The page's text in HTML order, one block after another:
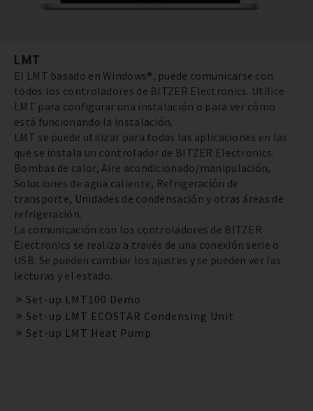
LMT
El LMT basado en Windows®, puede comunicarse con
todos los controladores de BITZER Electronics. Utilice
LMT para configurar una instalación o para ver cómo
está funcionando la instalación.
LMT se puede utilizar para todas las aplicaciones en las
que se instala un controlador de BITZER Electronics:
Bombas de calor, Aire acondicionado/manipulación,
Soluciones de agua caliente, Refrigeración de
transporte, Unidades de condensación y otras áreas de
refrigeración.
La comunicación con los controladores de BITZER
Electronics se realiza a través de una conexión serie o
USB. Se pueden cambiar los ajustes y se pueden ver las
lecturas y el estado.
Set-up LMT100 Demo
Set-up LMT ECOSTAR Condensing Unit
Set-up LMT Heat Pump